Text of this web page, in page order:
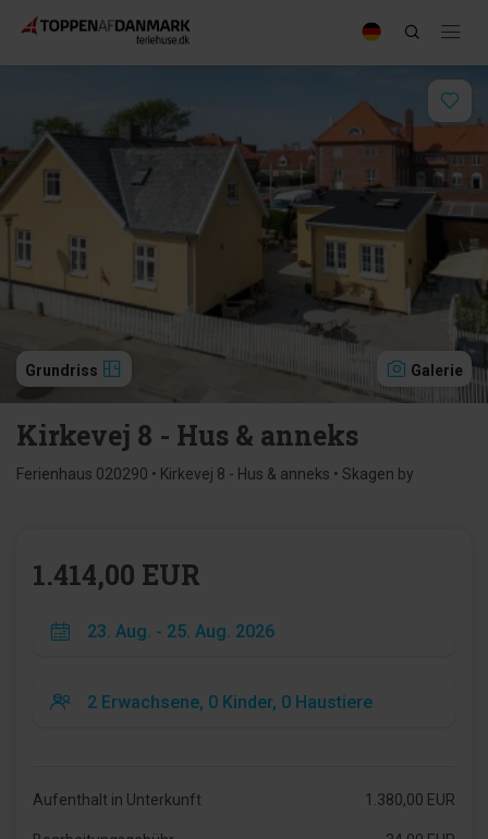
Grundriss Galerie
Kirkevej 8 - Hus & anneks
Ferienhaus 020290 • Kirkevej 8 - Hus & anneks • Skagen by
1.414,00 EUR
Aufenthalt in Unterkunft 1.380,00 EUR